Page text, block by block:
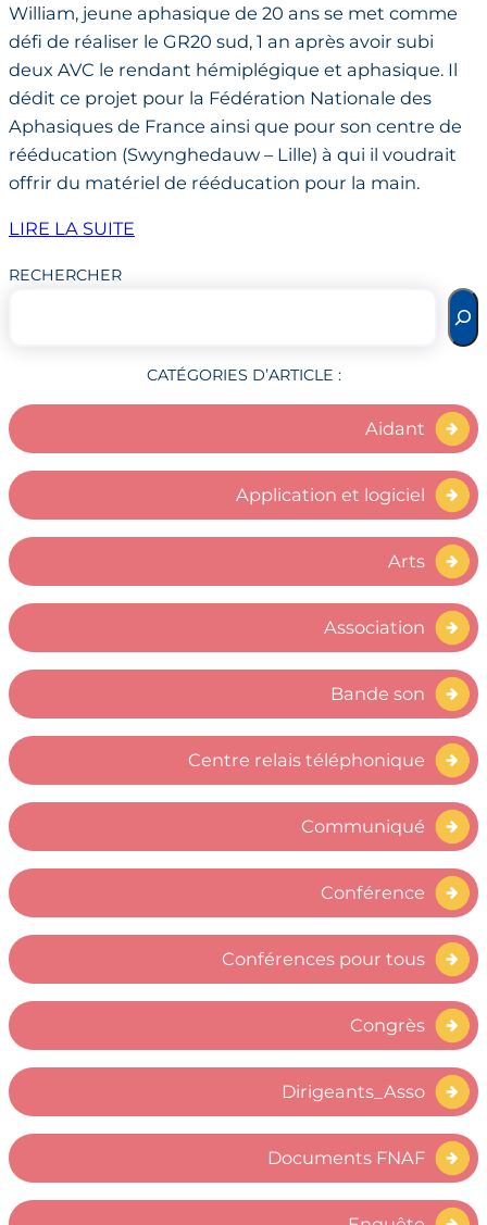
William, jeune aphasique de 20 ans se met comme
défi de réaliser le GR20 sud, 1 an après avoir subi
deux AVC le rendant hémiplégique et aphasique. Il
dédit ce projet pour la Fédération Nationale des
Aphasiques de France ainsi que pour son centre de
rééducation (Swynghedauw – Lille) à qui il voudrait
offrir du matériel de rééducation pour la main.
LIRE LA SUITE
RECHERCHER
CATÉGORIES D’ARTICLE :
Aidant
Application et logiciel
Arts
Association
Bande son
Centre relais téléphonique
Communiqué
Conférence
Conférences pour tous
Congrès
Dirigeants_Asso
Documents FNAF